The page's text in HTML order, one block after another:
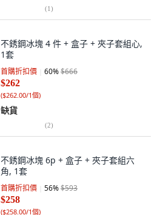
(1)
不銹鋼冰塊 4 件 + 盒子 + 夾子套組心,
1套
首購折扣價 60%$666
$262
($262.00/1個)
缺貨
(2)
不銹鋼冰塊 6p + 盒子 + 夾子套組六
角, 1套
首購折扣價 56%$593
$258
($258.00/1個)